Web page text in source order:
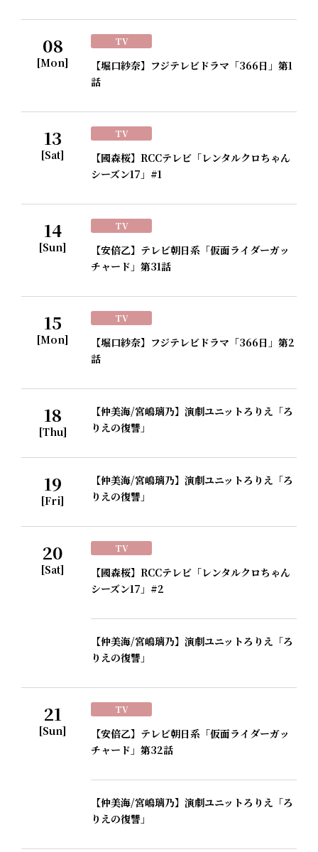
08
[Mon]
TV
【堀口紗奈】フジテレビドラマ「366日」第1
話
13
[Sat]
TV
【國森桜】RCCテレビ「レンタルクロちゃん
シーズン17」#1
14
[Sun]
TV
【安倍乙】テレビ朝日系「仮面ライダーガッ
チャード」第31話
15
[Mon]
TV
【堀口紗奈】フジテレビドラマ「366日」第2
話
18
[Thu]
【仲美海/宮嶋璃乃】演劇ユニットろりえ「ろ
りえの復讐」
19
[Fri]
【仲美海/宮嶋璃乃】演劇ユニットろりえ「ろ
りえの復讐」
20
[Sat]
TV
【國森桜】RCCテレビ「レンタルクロちゃん
シーズン17」#2
【仲美海/宮嶋璃乃】演劇ユニットろりえ「ろ
りえの復讐」
21
[Sun]
TV
【安倍乙】テレビ朝日系「仮面ライダーガッ
チャード」第32話
【仲美海/宮嶋璃乃】演劇ユニットろりえ「ろ
りえの復讐」